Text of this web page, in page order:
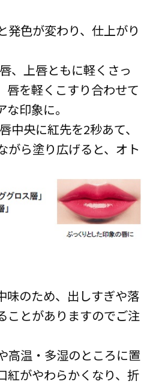
色が変わり、仕上がり
、上唇ともに軽くさっ
唇を軽くこすり合わせて
印象に。
央に紅先を2秒あて、
がら塗り広げると、オト
のため、出しすぎや落
ことがありますのでご注
温・多湿のところに置
紅がやわらかくなり、折